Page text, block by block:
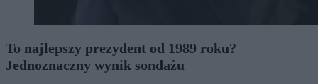
To najlepszy prezydent od 1989 roku?
Jednoznaczny wynik sondażu